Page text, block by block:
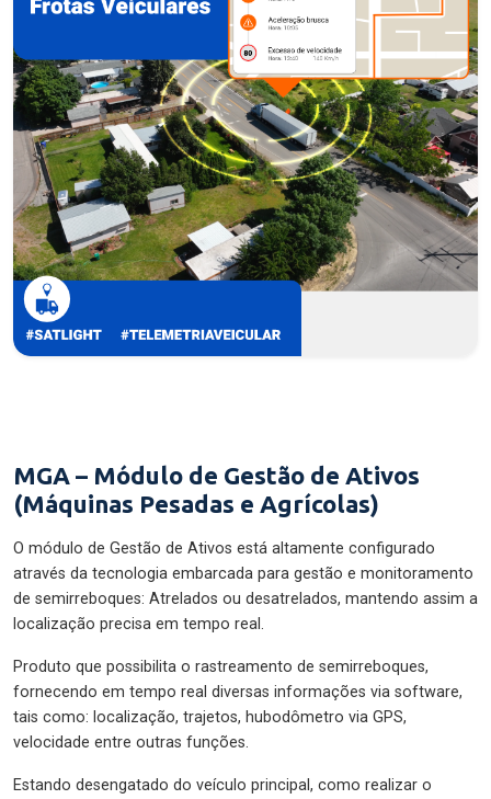
MGA – Módulo de Gestão de Ativos
(Máquinas Pesadas e Agrícolas)
O módulo de Gestão de Ativos está altamente configurado
através da tecnologia embarcada para gestão e monitoramento
de semirreboques: Atrelados ou desatrelados, mantendo assim a
localização precisa em tempo real.
Produto que possibilita o rastreamento de semirreboques,
fornecendo em tempo real diversas informações via software,
tais como: localização, trajetos, hubodômetro via GPS,
velocidade entre outras funções.
Estando desengatado do veículo principal, como realizar o